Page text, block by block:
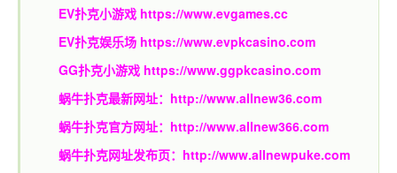
EV扑克小游戏 https://www.evgames.cc
EV扑克娱乐场 https://www.evpkcasino.com
GG扑克小游戏 https://www.ggpkcasino.com
蜗牛扑克最新网址： http://www.allnew36.com
蜗牛扑克官方网址： http://www.allnew366.com
蜗牛扑克网址发布页： http://www.allnewpuke.com